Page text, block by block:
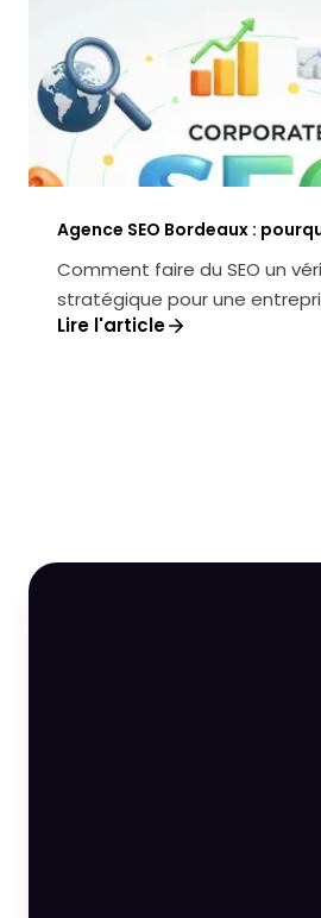
Agence SEO Bordeaux :
corporate est la clé des
Comment faire du SEO un
stratégique pour une
on transformer la visibilité en
Lire l'article